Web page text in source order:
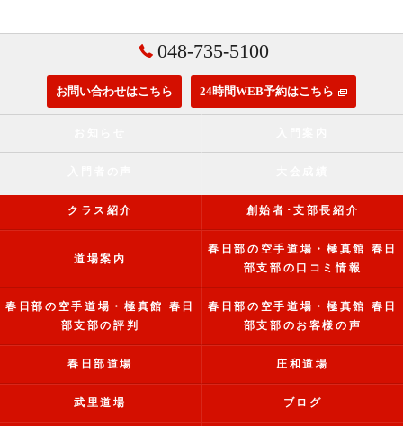
048-735-5100
お問い合わせはこちら 24時間WEB予約はこちら
クラス紹介 創始者･支部長紹介
道場案内
春日部の空手道場・極真館 春日
部支部の口コミ情報
春日部の空手道場・極真館 春日
部支部の評判
春日部の空手道場・極真館 春日
部支部のお客様の声
春日部道場 庄和道場
武里道場 ブログ